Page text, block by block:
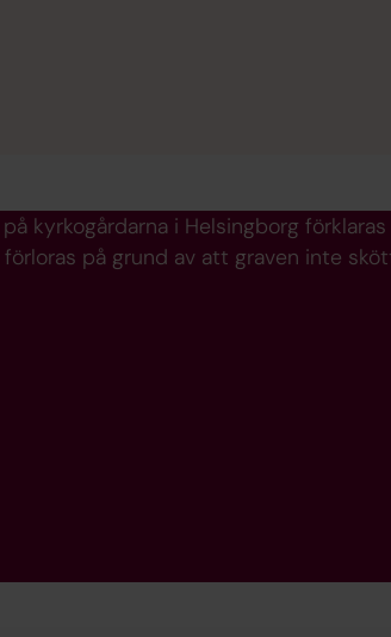
kyrkogårdarna i Helsingborg
på grund av att graven inte